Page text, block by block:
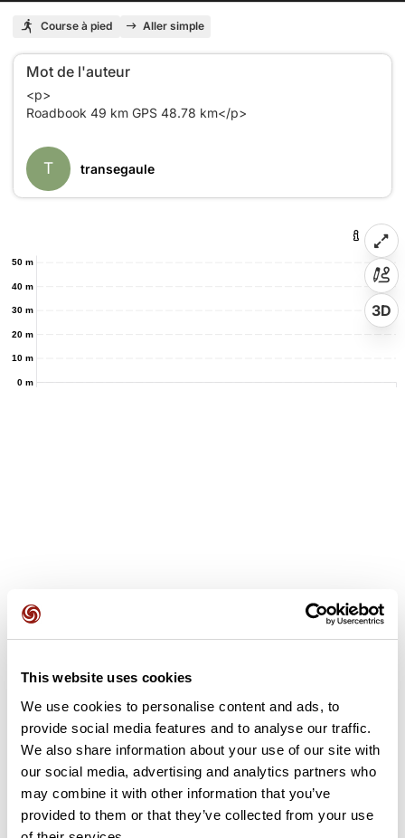
This website uses cookies
We use cookies to personalise content and ads, to
provide social media features and to analyse our traffic.
We also share information about your use of our site with
our social media, advertising and analytics partners who
may combine it with other information that you’ve
provided to them or that they’ve collected from your use
Course à pied Aller simple
Mot de l'auteur
<p>
Roadbook 49 km GPS 48.78 km</p>
T transegaule
0 m
10 m
20 m
30 m
40 m
50 m
3D
Avis des utilisateurs
Soyez le premier à ajouter un avis !
Ajouter un avis